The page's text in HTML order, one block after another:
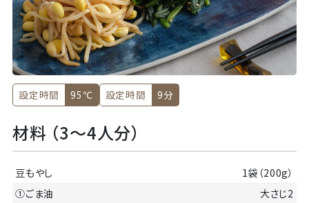
設定時間 95℃ 設定時間 9分
材料 （3～4人分）
豆もやし
1袋（200g）
①ごま油
大さじ2